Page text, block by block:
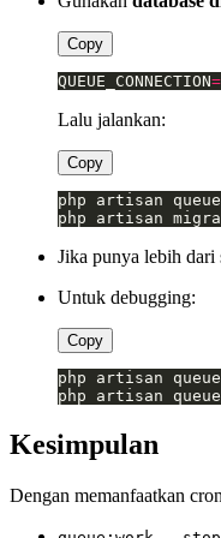
Copy
QUEUE_CONNECTION=
Lalu jalankan:
Copy
php artisan
Jika punya lebih dari
Untuk debugging:
Copy
php artisan
Kesimpulan
Dengan memanfaatkan